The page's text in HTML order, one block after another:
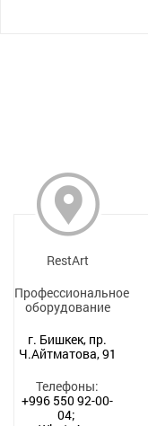
RestArt
Профессиональное
оборудование
г. Бишкек, пр.
Ч.Айтматова, 91
Телефоны:
+996 550 92-00-
04;